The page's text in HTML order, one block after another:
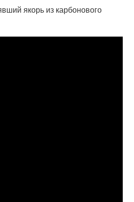
якорь из карбонового